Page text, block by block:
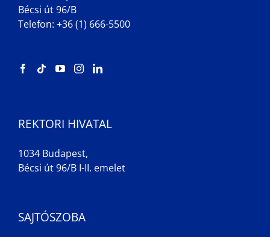
Bécsi út 96/B
Telefon: +36 (1) 666-5500
REKTORI HIVATAL
1034 Budapest,
Bécsi út 96/B I-II. emelet
SAJTÓSZOBA